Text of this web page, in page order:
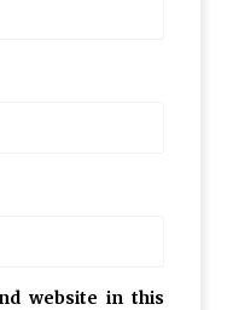
website in this